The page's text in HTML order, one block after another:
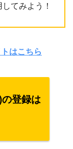
てみよう！
はこちら
登録は